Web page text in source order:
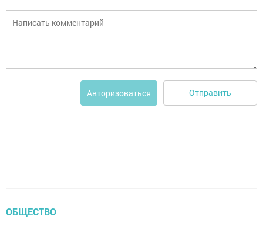
Авторизоваться Отправить
ОБЩЕСТВО